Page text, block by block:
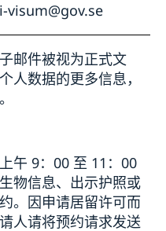
邮件被视为正式文
人数据的更多信息，
。
午 9：00 至 11：00
物信息、出示护照或
。因申请居留许可而
人请将预约请求发送